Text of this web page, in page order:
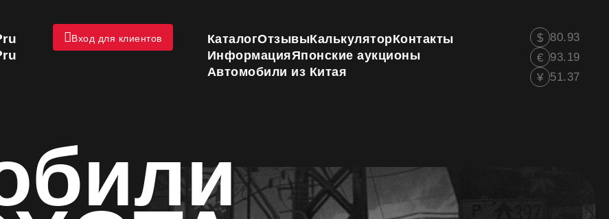
Вход для клиентов КаталогОтзывыКалькуляторКонтакты
ИнформацияЯпонские аукционы
Автомобили из Китая
$ 80.93
€ 93.19
¥ 51.37